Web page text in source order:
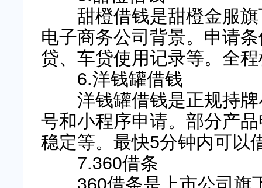
甜橙借钱是甜橙金服旗
电子商务公司背景。申请
贷、车贷使用记录等。全
6.洋钱罐借钱
洋钱罐借钱是正规持牌
号和小程序申请。部分产
稳定等。最快5分钟内可以
7.360借条
360借条是上市公司旗